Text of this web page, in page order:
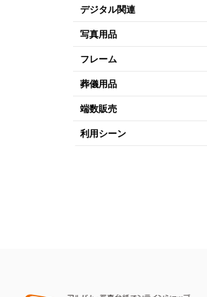
デジタル関連
写真用品
フレーム
葬儀用品
端数販売
利用シーン